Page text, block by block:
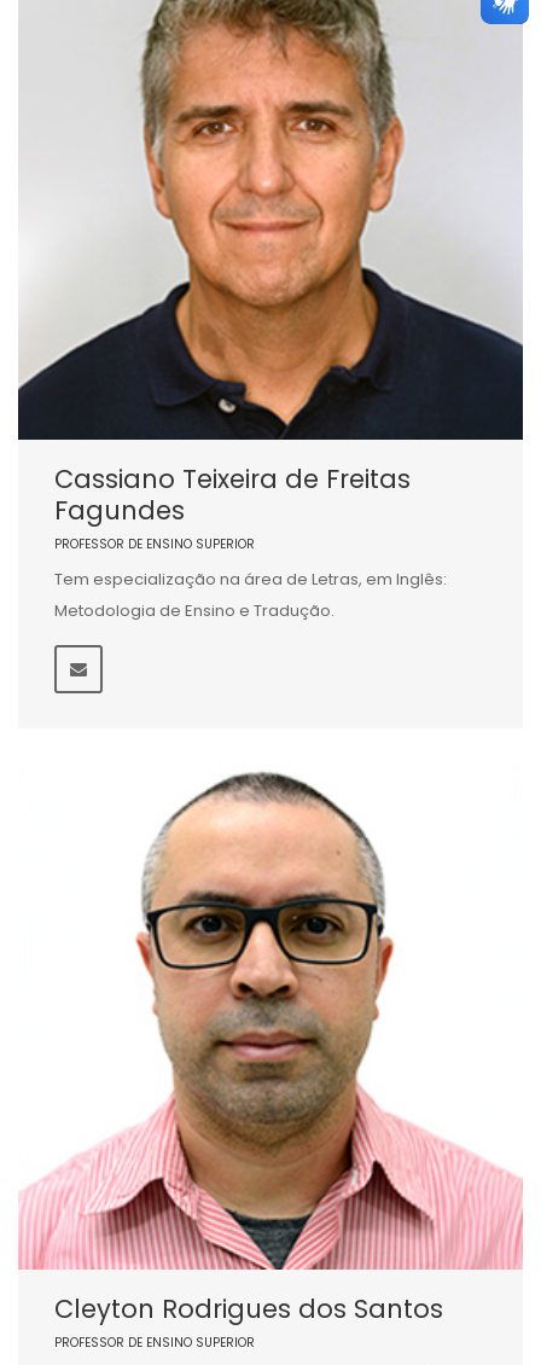
Cassiano Teixeira de Freitas
Fagundes
PROFESSOR DE ENSINO SUPERIOR
Tem especialização na área de Letras, em Inglês:
Metodologia de Ensino e Tradução.
Cleyton Rodrigues dos Santos
PROFESSOR DE ENSINO SUPERIOR